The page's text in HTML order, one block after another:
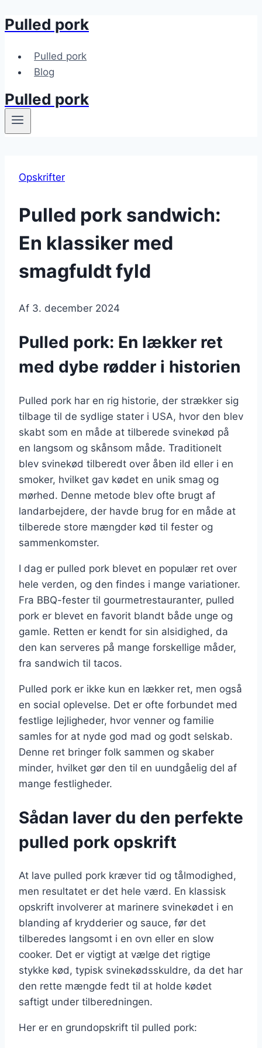
Fortsæt
indhold
Pulled pork
Pulled pork
Blog
Pulled pork
Opskrifter
Pulled pork sandwich:
En klassiker med
smagfuldt fyld
Af 3. december 2024
Pulled pork: En lækker ret
med dybe rødder i historien
Pulled pork har en rig historie, der strækker sig
tilbage til de sydlige stater i USA, hvor den blev
skabt som en måde at tilberede svinekød på
en langsom og skånsom måde. Traditionelt
blev svinekød tilberedt over åben ild eller i en
smoker, hvilket gav kødet en unik smag og
mørhed. Denne metode blev ofte brugt af
landarbejdere, der havde brug for en måde at
tilberede store mængder kød til fester og
sammenkomster.
I dag er pulled pork blevet en populær ret over
hele verden, og den findes i mange variationer.
Fra BBQ-fester til gourmetrestauranter, pulled
pork er blevet en favorit blandt både unge og
gamle. Retten er kendt for sin alsidighed, da
den kan serveres på mange forskellige måder,
fra sandwich til tacos.
Pulled pork er ikke kun en lækker ret, men også
en social oplevelse. Det er ofte forbundet med
festlige lejligheder, hvor venner og familie
samles for at nyde god mad og godt selskab.
Denne ret bringer folk sammen og skaber
minder, hvilket gør den til en uundgåelig del af
mange festligheder.
Sådan laver du den perfekte
pulled pork opskrift
At lave pulled pork kræver tid og tålmodighed,
men resultatet er det hele værd. En klassisk
opskrift involverer at marinere svinekødet i en
blanding af krydderier og sauce, før det
tilberedes langsomt i en ovn eller en slow
cooker. Det er vigtigt at vælge det rigtige
stykke kød, typisk svinekødsskuldre, da det har
den rette mængde fedt til at holde kødet
saftigt under tilberedningen.
Her er en grundopskrift til pulled pork: